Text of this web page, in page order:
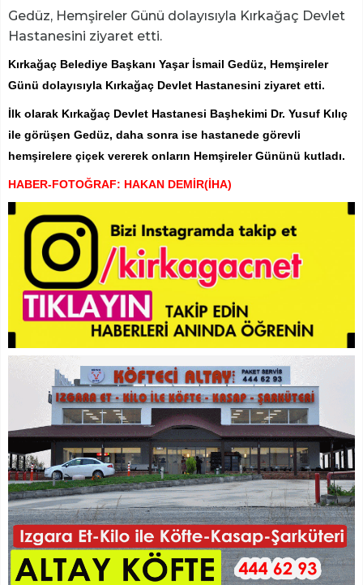
Gedüz, Hemşireler Günü dolayısıyla Kırkağaç Devlet
Hastanesini ziyaret etti.
Kırkağaç Belediye Başkanı Yaşar İsmail Gedüz, Hemşireler
Günü dolayısıyla Kırkağaç Devlet Hastanesini ziyaret etti.
İlk olarak Kırkağaç Devlet Hastanesi Başhekimi Dr. Yusuf Kılıç
ile görüşen Gedüz, daha sonra ise hastanede görevli
hemşirelere çiçek vererek onların Hemşireler Gününü kutladı.
HABER-FOTOĞRAF: HAKAN DEMİR(İHA)